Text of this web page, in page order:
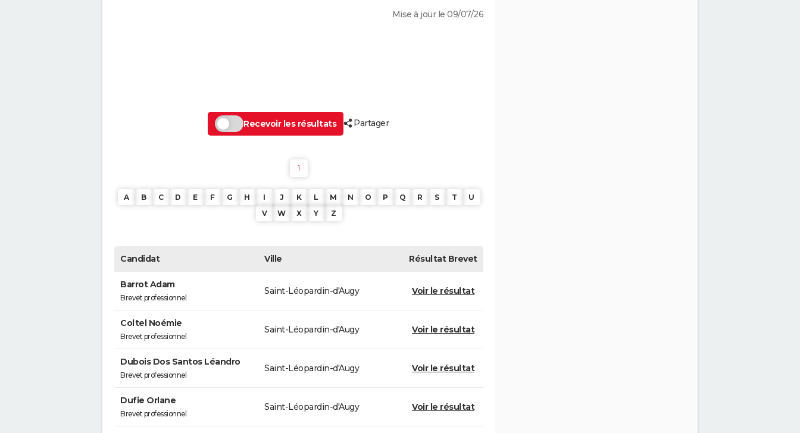
Mise à jour le 09/07/26
Recevoir les résultats Partager
1
A B C D E F G H I J K L M N O P Q R S T
U
V
W X Y Z
Candidat Ville RésultatBrevet
Barrot Adam
Brevet professionnel
Saint-Léopardin-d'Augy Voir le résultat
Coltel Noémie
Brevet professionnel
Saint-Léopardin-d'Augy Voir le résultat
Dubois Dos Santos Léandro
Brevet professionnel
Saint-Léopardin-d'Augy Voir le résultat
Dufie Orlane
Brevet professionnel
Saint-Léopardin-d'Augy Voir le résultat